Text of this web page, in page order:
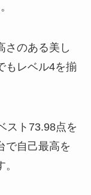
さのある美し
もレベル4を揃
スト73.98点を
で自己最高を